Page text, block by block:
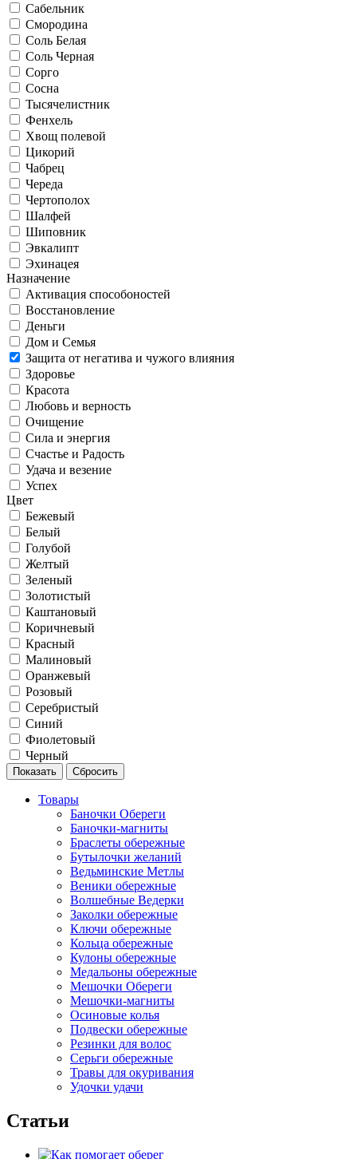
Сабельник
Смородина
Соль Белая
Соль Черная
Сорго
Сосна
Тысячелистник
Фенхель
Хвощ полевой
Цикорий
Чабрец
Череда
Чертополох
Шалфей
Шиповник
Эвкалипт
Эхинацея
Назначение
Активация способоностей
Восстановление
Деньги
Дом и Семья
Защита от негатива и чужого влияния
Здоровье
Красота
Любовь и верность
Очищение
Сила и энергия
Счастье и Радость
Удача и везение
Успех
Цвет
Бежевый
Белый
Голубой
Желтый
Зеленый
Золотистый
Каштановый
Коричневый
Красный
Малиновый
Оранжевый
Розовый
Серебристый
Синий
Фиолетовый
Черный
Товары
Баночки Обереги
Баночки-магниты
Браслеты обережные
Бутылочки желаний
Ведьминские Метлы
Веники обережные
Волшебные Ведерки
Заколки обережные
Ключи обережные
Кольца обережные
Кулоны обережные
Медальоны обережные
Мешочки Обереги
Мешочки-магниты
Осиновые колья
Подвески обережные
Резинки для волос
Серьги обережные
Травы для окуривания
Удочки удачи
Статьи